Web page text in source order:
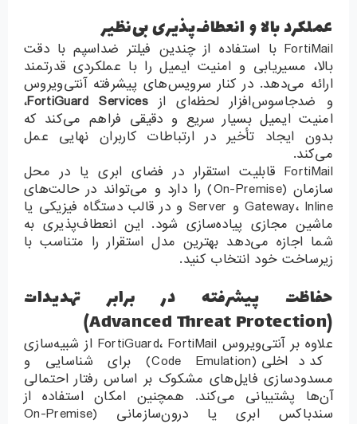
عملکرد بالا و انعطاف‌پذیری بی‌نظیر
FortiMail با استفاده از چندین فیلتر ضداسپم با دقت
بالا، مسیریابی و امنیت ایمیل را با عملکردی قدرتمند
ارائه می‌دهد. در کنار سرویس‌های پیشرفته آنتی‌ویروس
و ضدجاسوس‌افزار لحظه‌ای ازFortiGuard Services،
امنیت ایمیل بسیار سریع و دقیقی فراهم می‌کند که
بدون ایجاد تأخیر در ارتباطات کاربران نهایی عمل
می‌کند.
FortiMail قابلیت استقرار در فضای ابری یا در محل
سازمان (On-Premise) را دارد و می‌تواند در حالت‌های
Gateway، Inline و Server و در قالب دستگاه فیزیکی یا
ماشین مجازی پیاده‌سازی شود. این انعطاف‌پذیری به
شما اجازه می‌دهد بهترین مدل استقرار را متناسب با
زیرساخت خود انتخاب کنید.
حفاظت پیشرفته در برابر تهدیدات
(Advanced Threat Protection)
علاوه بر آنتی‌ویروس FortiGuard، FortiMail از شبیه‌سازی
کد داخلی (Code Emulation) برای شناسایی و
مسدودسازی فایل‌های مشکوک بر اساس رفتار احتمالی
آن‌ها پشتیبانی می‌کند. همچنین امکان استفاده از
سندباکس ابری یا درون‌سازمانی (On-Premise